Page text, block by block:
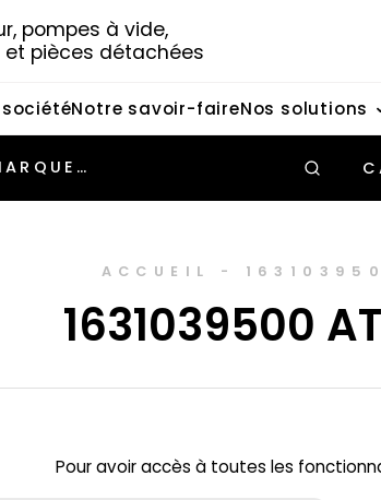
pompes à vide,
pièces détachées
sociétéNotre savoir-faireNos solutions
ACCUEIL -
1631039500
Pour avoir accès à toutes les